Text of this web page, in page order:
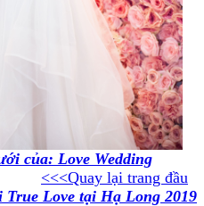
của: Love Wedding
<<<Quay lại trang đầu
Love tại Hạ Long 2019